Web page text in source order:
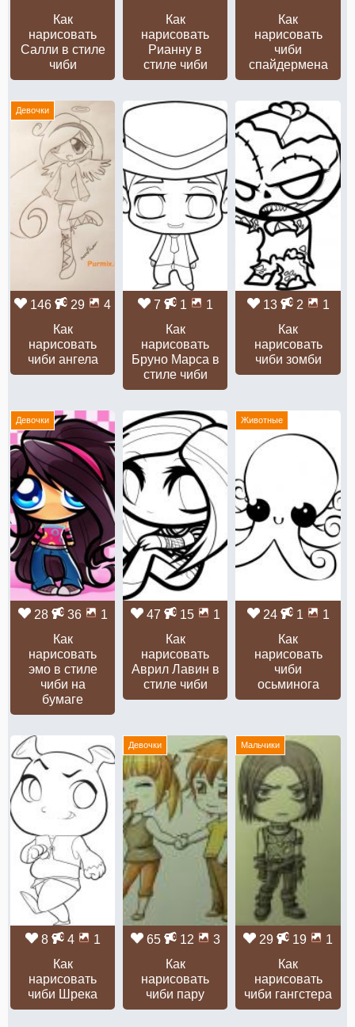
Как
нарисовать
Салли в стиле
чиби
Как
нарисовать
Рианну в
стиле чиби
Как
нарисовать
чиби
спайдермена
Девочки
146 29
4
Как
нарисовать
чиби ангела
7 1
1
Как
нарисовать
Бруно Марса в
стиле чиби
13 2
1
Как
нарисовать
чиби зомби
Девочки
28 36
1
Как
нарисовать
эмо в стиле
чиби на
бумаге
47 15
1
Как
нарисовать
Аврил Лавин в
стиле чиби
Животные
24 1
1
Как
нарисовать
чиби
осьминога
8 4
1
Как
нарисовать
чиби Шрека
Девочки
65 12
3
Как
нарисовать
чиби пару
Мальчики
29 19
1
Как
нарисовать
чиби гангстера